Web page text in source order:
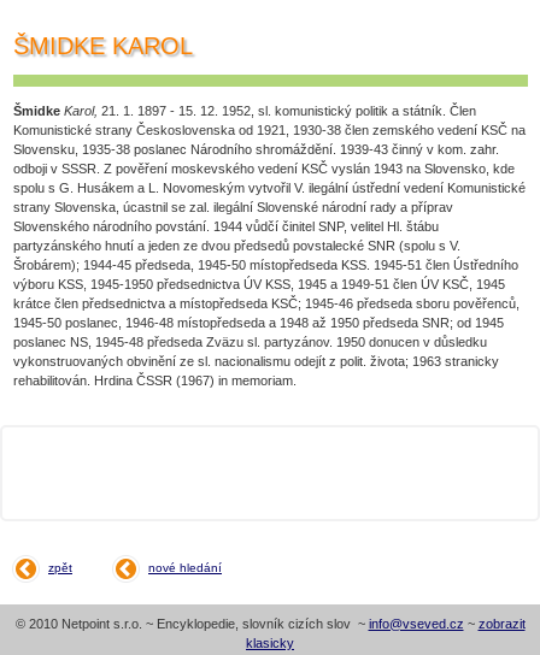
ŠMIDKE KAROL
Šmidke Karol, 21. 1. 1897 - 15. 12. 1952, sl. komunistický politik a státník. Člen
Komunistické strany Československa od 1921, 1930-38 člen zemského vedení KSČ na
Slovensku, 1935-38 poslanec Národního shromáždění. 1939-43 činný v kom. zahr.
odboji v SSSR. Z pověření moskevského vedení KSČ vyslán 1943 na Slovensko, kde
spolu s G. Husákem a L. Novomeským vytvořil V. ilegální ústřední vedení Komunistické
strany Slovenska, úcastnil se zal. ilegální Slovenské národní rady a příprav
Slovenského národního povstání. 1944 vůdčí činitel SNP, velitel Hl. štábu
partyzánského hnutí a jeden ze dvou předsedů povstalecké SNR (spolu s V.
Šrobárem); 1944-45 předseda, 1945-50 místopředseda KSS. 1945-51 člen Ústředního
výboru KSS, 1945-1950 předsednictva ÚV KSS, 1945 a 1949-51 člen ÚV KSČ, 1945
krátce člen předsednictva a místopředseda KSČ; 1945-46 předseda sboru pověřenců,
1945-50 poslanec, 1946-48 místopředseda a 1948 až 1950 předseda SNR; od 1945
poslanec NS, 1945-48 předseda Zväzu sl. partyzánov. 1950 donucen v důsledku
vykonstruovaných obvinění ze sl. nacionalismu odejít z polit. života; 1963 stranicky
rehabilitován. Hrdina ČSSR (1967) in memoriam.
zpět nové hledání
© 2010 Netpoint s.r.o. ~ Encyklopedie, slovník cizích slov ~ info@vseved.cz ~ zobrazit
klasicky